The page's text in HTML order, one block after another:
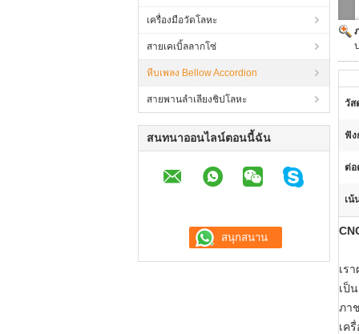
เครื่องมือวัดโลหะ
สายเคเบิ้ลลากโซ่
หีบเพลง Bellow Accordion
สายพานลำเลียงชิปโลหะ
สนทนาออนไลน์ตอนนี้ฉัน
วัส
ฟัง
ต่อ
เน้
เร
เป็
ภา
เค